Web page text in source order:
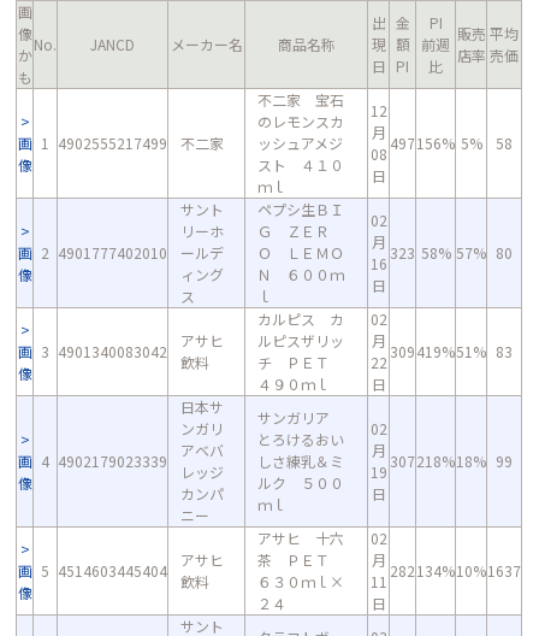
画
像
か
も
No. JANCD メーカー名 商品名称
出
現
日
金
額
PI
PI
前週
比
販売
店率
平均
売価
画
像
1 4902555217499 不二家
不二家 宝石
のレモンスカ
ッシュアメジ
スト ４１０
ｍｌ
12
月
08
日
497156% 5% 58
画
像
2 4901777402010
サント
リーホ
ールデ
ィング
ス
ペプシ生ＢＩ
Ｇ ＺＥＲ
Ｏ ＬＥＭＯ
Ｎ ６００ｍ
ｌ
02
月
16
日
323 58% 57% 80
画
像
3 4901340083042
アサヒ
飲料
カルピス カ
ルピスザリッ
チ ＰＥＴ
４９０ｍｌ
02
月
22
日
309419%51% 83
画
像
4 4902179023339
日本サ
ンガリ
アベバ
レッジ
カンパ
ニー
サンガリア
とろけるおい
しさ練乳＆ミ
ルク ５００
ｍｌ
02
月
19
日
307218%18% 99
画
像
5 4514603445404
アサヒ
飲料
アサヒ 十六
茶 ＰＥＴ
６３０ｍｌ×
２４
02
月
11
日
282134%10%1637
サント